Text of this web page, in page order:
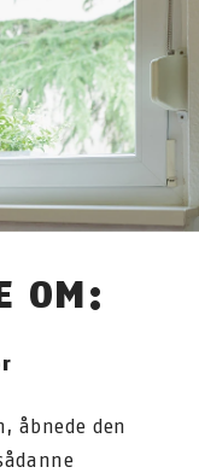
OM:
åbnede den